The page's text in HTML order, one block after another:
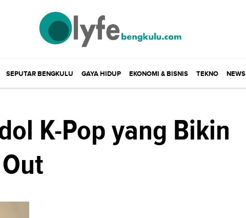
SEPUTAR BENGKULU GAYA HIDUP EKONOMI & BISNIS TEKNO NEWS
K-Pop yang Bikin